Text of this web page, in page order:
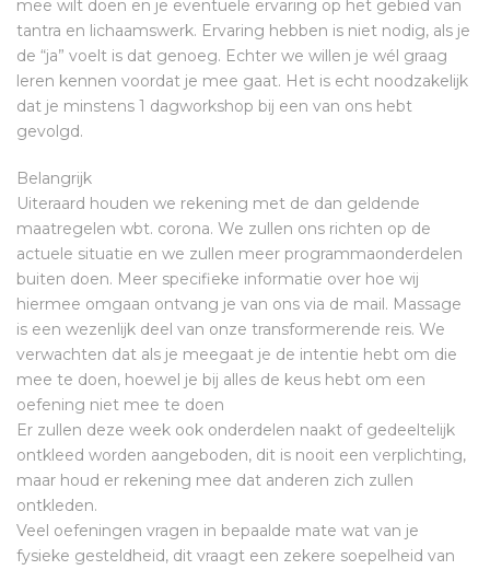
mee wilt doen en je eventuele ervaring op het gebied van
tantra en lichaamswerk. Ervaring hebben is niet nodig, als je
de “ja” voelt is dat genoeg. Echter we willen je wél graag
leren kennen voordat je mee gaat. Het is echt noodzakelijk
dat je minstens 1 dagworkshop bij een van ons hebt
gevolgd.
Belangrijk
Uiteraard houden we rekening met de dan geldende
maatregelen wbt. corona. We zullen ons richten op de
actuele situatie en we zullen meer programmaonderdelen
buiten doen. Meer specifieke informatie over hoe wij
hiermee omgaan ontvang je van ons via de mail. Massage
is een wezenlijk deel van onze transformerende reis. We
verwachten dat als je meegaat je de intentie hebt om die
mee te doen, hoewel je bij alles de keus hebt om een
oefening niet mee te doen
Er zullen deze week ook onderdelen naakt of gedeeltelijk
ontkleed worden aangeboden, dit is nooit een verplichting,
maar houd er rekening mee dat anderen zich zullen
ontkleden.
Veel oefeningen vragen in bepaalde mate wat van je
fysieke gesteldheid, dit vraagt een zekere soepelheid van